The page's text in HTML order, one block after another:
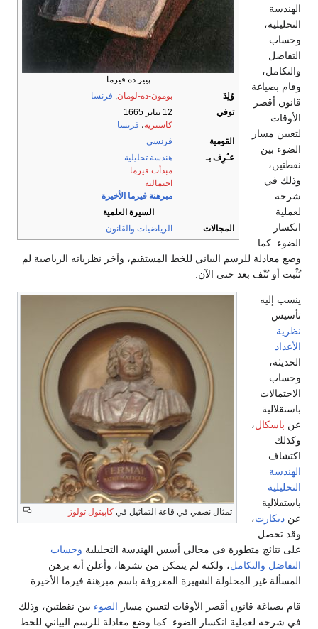
پيير ده فيرما
وُلِدَ
بومون-ده-لومان, فرنسا
توفي
12 يناير 1665
كاستريه، فرنسا
القومية
فرنسي
عـُرِف بـ
هندسة تحليلية
مبدأت فيرما
احتمالية
مبرهنة فيرما الأخيرة
السيرة العلمية
المجالات
الرياضيات والقانون
الهندسة
التحليلية،
وحساب
التفاضل
والتكامل،
وقام بصياغة
قانون أقصر
الأوقات
لتعيين مسار
الضوء بين
نقطتين،
وذلك في
شرحه
لعملية
انكسار
الضوء. كما
وضع معادلة للرسم البياني للخط المستقيم، وآخر نظرياته الرياضية لم
تُثْبت أو تُنْف بعد حتى الآن.
تمثال نصفي في قاعة التماثيل في كاپيتول تولوز
ينسب إليه
تأسيس
نظرية
الأعداد
الحديثة،
وحساب
الاحتمالات
باستقلالية
عن باسكال،
وكذلك
اكتشاف
الهندسة
التحليلية
باستقلالية
عن ديكارت،
وقد تحصل
على نتائج متطورة في مجالي أسس الهندسة التحليلية وحساب
التفاضل والتكامل، ولكنه لم يتمكن من نشرها، وأعلن أنه برهن
المسألة غير المحلولة الشهيرة المعروفة باسم مبرهنة فيرما الأخيرة.
قام بصياغة قانون أقصر الأوقات لتعيين مسار الضوء بين نقطتين، وذلك
في شرحه لعملية انكسار الضوء. كما وضع معادلة للرسم البياني للخط